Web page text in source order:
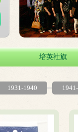
培英社旗
1931-1940